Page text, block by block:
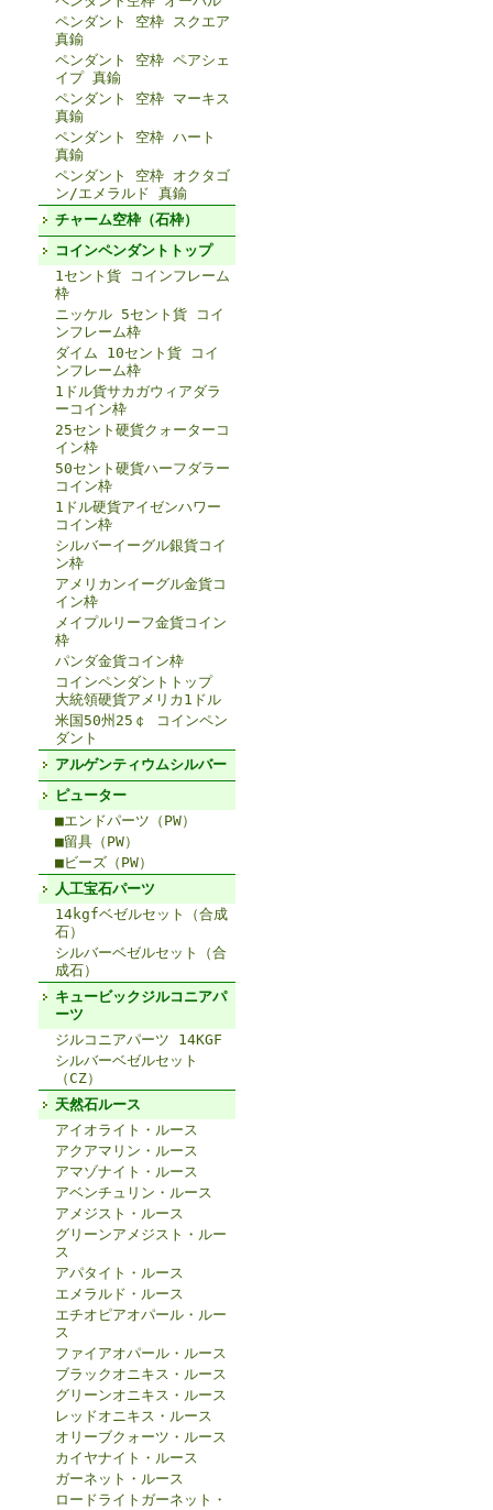
ペンダント 空枠 スクエア
真鍮
ペンダント 空枠 ペアシェ
イプ 真鍮
ペンダント 空枠 マーキス
真鍮
ペンダント 空枠 ハート
真鍮
ペンダント 空枠 オクタゴ
ン/エメラルド 真鍮
チャーム空枠（石枠）
コインペンダントトップ
1セント貨 コインフレーム
枠
ニッケル 5セント貨 コイ
ンフレーム枠
ダイム 10セント貨 コイ
ンフレーム枠
1ドル貨サカガウィアダラ
ーコイン枠
25セント硬貨クォーターコ
イン枠
50セント硬貨ハーフダラー
コイン枠
1ドル硬貨アイゼンハワー
コイン枠
シルバーイーグル銀貨コイ
ン枠
アメリカンイーグル金貨コ
イン枠
メイプルリーフ金貨コイン
枠
パンダ金貨コイン枠
コインペンダントトップ
大統領硬貨アメリカ1ドル
米国50州25￠ コインペン
ダント
アルゲンティウムシルバー
ピューター
■エンドパーツ（PW）
■留具（PW）
■ビーズ（PW）
人工宝石パーツ
14kgfベゼルセット（合成
石）
シルバーベゼルセット（合
成石）
キュービックジルコニアパ
ーツ
ジルコニアパーツ 14KGF
シルバーベゼルセット
（CZ）
天然石ルース
アイオライト・ルース
アクアマリン・ルース
アマゾナイト・ルース
アベンチュリン・ルース
アメジスト・ルース
グリーンアメジスト・ルー
ス
アパタイト・ルース
エメラルド・ルース
エチオピアオパール・ルー
ス
ファイアオパール・ルース
ブラックオニキス・ルース
グリーンオニキス・ルース
レッドオニキス・ルース
オリーブクォーツ・ルース
カイヤナイト・ルース
ガーネット・ルース
ロードライトガーネット・